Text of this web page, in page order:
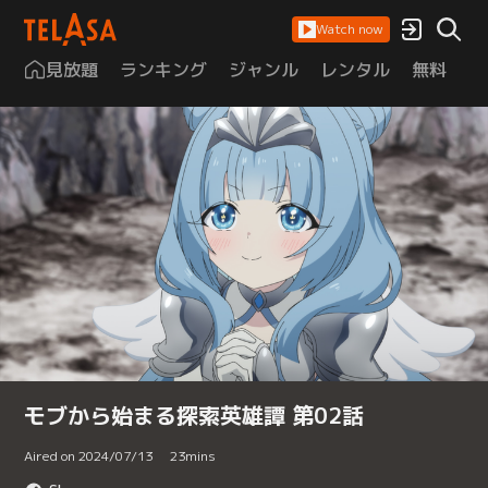
Watch now
見放題 ランキング ジャンル レンタル 無料
モブから始まる探索英雄譚 第02話
Aired on 2024/07/13 23mins